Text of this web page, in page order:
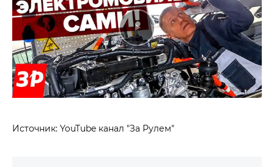
Источник: YouTube канал "За Рулем"